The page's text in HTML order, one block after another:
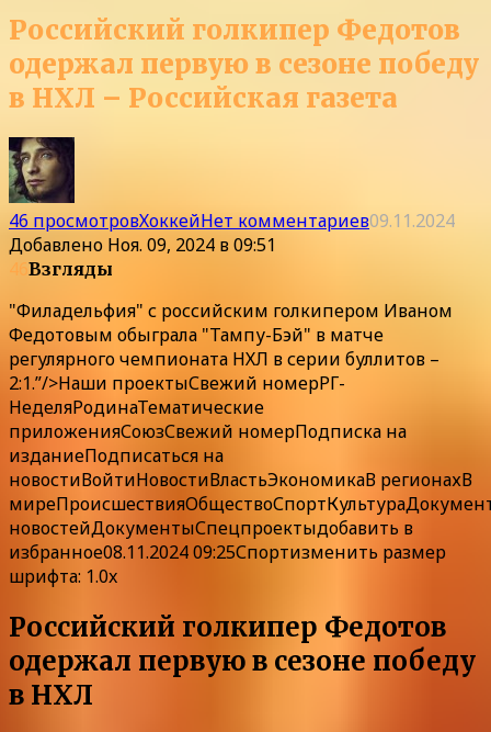
Российский голкипер Федотов
одержал первую в сезоне победу
в НХЛ – Российская газета
46 просмотровХоккейНет комментариев09.11.2024
Добавлено Ноя. 09, 2024 в 09:51
46Взгляды
"Филадельфия" с российским голкипером Иваном
Федотовым обыграла "Тампу-Бэй" в матче
регулярного чемпионата НХЛ в серии буллитов –
2:1.”/>Наши проектыСвежий номерРГ-
НеделяРодинаТематические
приложенияСоюзСвежий номерПодписка на
изданиеПодписаться на
новостиВойтиНовостиВластьЭкономикаВ регионахВ
миреПроисшествияОбществоСпортКультура
новостейДокументыСпецпроектыдобавить в
избранное08.11.2024 09:25Спортизменить размер
шрифта: 1.0x
Российский голкипер Федотов
одержал первую в сезоне победу
в НХЛ